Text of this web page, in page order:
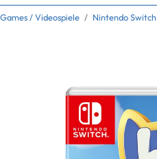
Games / Videospiele Nintendo Switch